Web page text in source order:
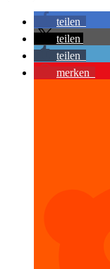
teilen
teilen
teilen
merken